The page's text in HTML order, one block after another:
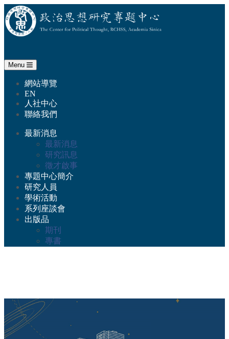
政治思想研究專題中心
Menu
跳至中央區塊/Main Content
:::
網站導覽
EN
人社中心
聯絡我們
最新消息
最新消息
研究訊息
徵才啟事
專題中心簡介
研究人員
學術活動
系列座談會
出版品
期刊
專書